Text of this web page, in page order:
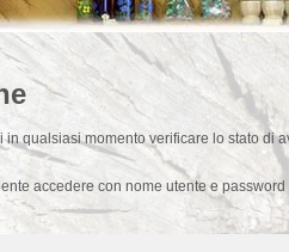
in qualsiasi momento verificare lo stato
accedere con nome utente e